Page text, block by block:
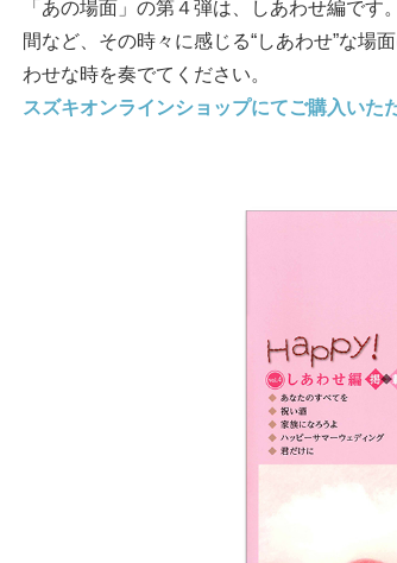
「あの場面」の第４弾は、しあわせ編で
間など、その時々に感じる“しあわせ”な場
わせな時を奏でてください。
スズキオンラインショップにてご購入いた